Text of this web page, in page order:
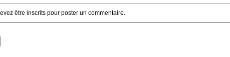
être inscrits pour poster un commentaire.